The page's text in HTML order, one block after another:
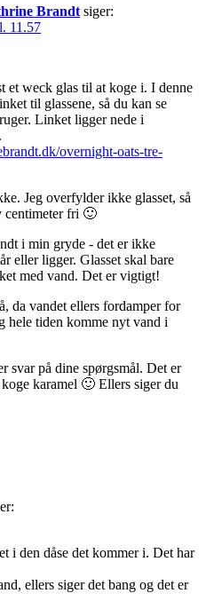
Brandt siger:
11.57
et weck glas til at koge i. I denne
til glassene, så du kan se
Linket ligger nede i
overnight-oats-tre-
Jeg overfylder ikke glasset, så
centimeter fri 🙂
i min gryde - det er ikke
eller ligger. Glasset skal bare
med vand. Det er vigtigt!
da vandet ellers fordamper for
hele tiden komme nyt vand i
svar på dine spørgsmål. Det er
karamel 🙂 Ellers siger du
i den dåse det kommer i. Det har
ellers siger det bang og det er